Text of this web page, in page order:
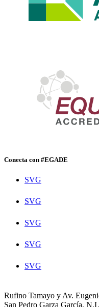
Conecta con #EGADE
SVG
SVG
SVG
SVG
SVG
Rufino Tamayo y Av.
San Pedro Garza García,